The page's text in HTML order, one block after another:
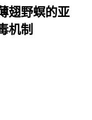
翅野螟的亚
机制